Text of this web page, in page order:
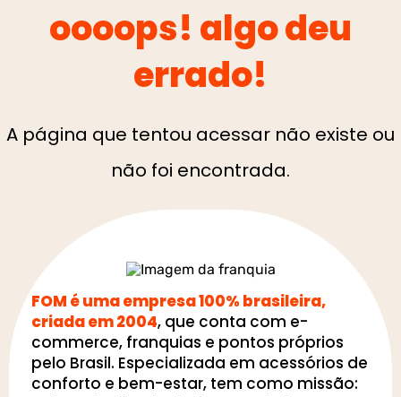
oooops! algo deu
errado!
A página que tentou acessar não existe ou
não foi encontrada.
FOM é uma empresa 100% brasileira,
criada em 2004, que conta com e-
commerce, franquias e pontos próprios
pelo Brasil. Especializada em acessórios de
conforto e bem-estar, tem como missão: